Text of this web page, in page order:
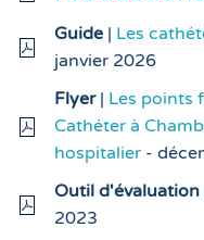
Guide | Les
janvier 2026
Flyer| Les points
Cathéter à
hospitalier -
Outil d'évaluation
2023